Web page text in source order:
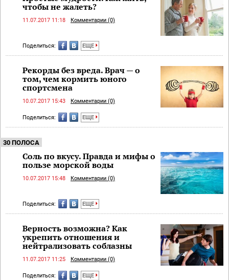
чтобы не жалеть?
11.07.2017 11:18 Комментарии (0)
Поделиться: ЕЩЕ
Рекорды без вреда. Врач — о
том, чем кормить юного
спортсмена
10.07.2017 15:43 Комментарии (0)
Поделиться: ЕЩЕ
30 ПОЛОСА
Соль по вкусу. Правда и мифы о
пользе морской воды
10.07.2017 15:48 Комментарии (0)
Поделиться: ЕЩЕ
Верность возможна? Как
укрепить отношения и
нейтрализовать соблазны
11.07.2017 11:25 Комментарии (0)
Поделиться: ЕЩЕ